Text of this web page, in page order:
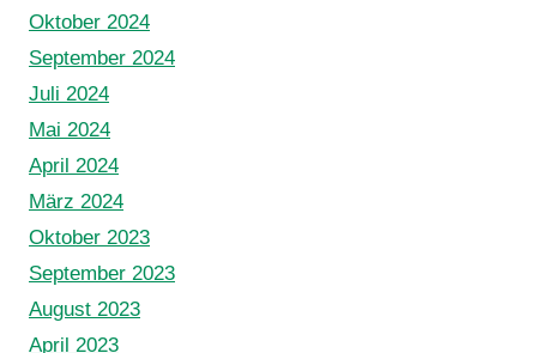
Oktober 2024
September 2024
Juli 2024
Mai 2024
April 2024
März 2024
Oktober 2023
September 2023
August 2023
April 2023